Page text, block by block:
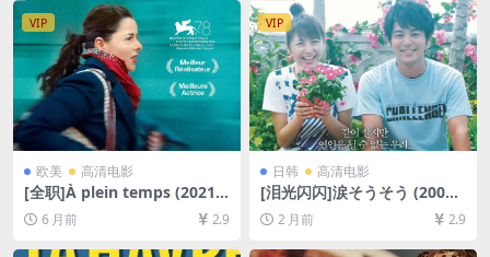
9GB][中文字幕]【手机无法在
线播放，请下载防和谐压缩包
（含解压密码）】
VIP
欧美 高清电影
[全职]À plein temps (2021)
[百度网盘+夸克网盘1080P超
清未删减资源][网盘在线播放/
下载][MP4/6GB][中文字幕]
6 月前 2.9
VIP
日韩 高清电影
[泪光闪闪]涙そうそう (2006)
[百度网盘+夸克网盘1080P超
清未删减资源][网盘在线播放/
下载][MP4/7.8GB][中文字幕]
2 月前 2.9